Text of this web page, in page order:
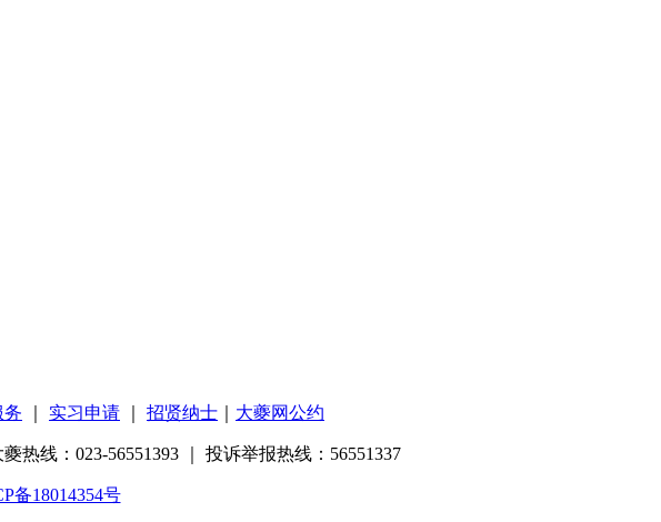
务 实习申请 招贤纳士 大夔网公约
热线：023-56551393 ｜ 投诉举报热线：56551337
备18014354号